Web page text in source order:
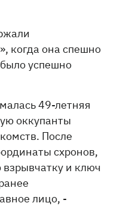
когда она спешно
успешно
49-летняя
оккупанты
После
схронов,
взрывчатку и ключ
лицо, -